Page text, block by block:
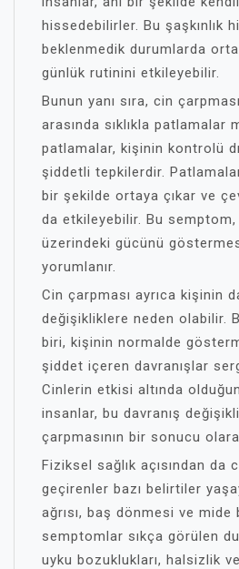
hissedebilirler. Bu şaşkınlık
beklenmedik durumlarda
günlük rutinini etkileyebilir.
Bunun yanı sıra, cin
arasında sıklıkla patlamalar
patlamalar, kişinin kontrolü
şiddetli tepkilerdir.
bir şekilde ortaya çıkar ve
da etkileyebilir. Bu
üzerindeki gücünü
yorumlanır.
Cin çarpması ayrıca kişinin
değişikliklere neden olabilir.
biri, kişinin normalde
şiddet içeren davranışlar
Cinlerin etkisi altında
insanlar, bu davranış
çarpmasının bir sonucu
Fiziksel sağlık açısından da
geçirenler bazı belirtiler
ağrısı, baş dönmesi ve mide
semptomlar sıkça görülen
uyku bozuklukları, halsizlik